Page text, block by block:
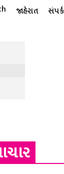
જાહેરાત સંપર્ક